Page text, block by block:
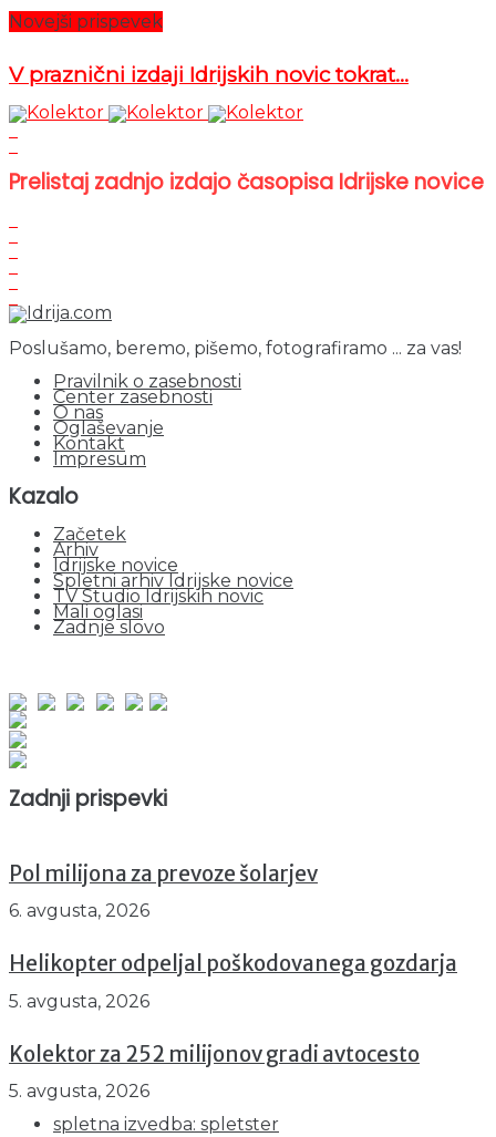
Novejši prispevek
V praznični izdaji Idrijskih novic tokrat...
Prelistaj zadnjo izdajo časopisa Idrijske novice
Poslušamo, beremo, pišemo, fotografiramo ... za vas!
Pravilnik o zasebnosti
Center zasebnosti
O nas
Oglaševanje
Kontakt
Impresum
Kazalo
Začetek
Arhiv
Idrijske novice
Spletni arhiv Idrijske novice
TV Studio Idrijskih novic
Mali oglasi
Zadnje slovo
Zadnji prispevki
Pol milijona za prevoze šolarjev
6. avgusta, 2026
Helikopter odpeljal poškodovanega gozdarja
5. avgusta, 2026
Kolektor za 252 milijonov gradi avtocesto
5. avgusta, 2026
spletna izvedba: spletster